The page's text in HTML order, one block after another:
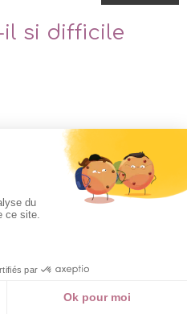
il si difficile
: Vous acceptez
vous conviennent pas
comme «
l’affection des
perception
un avis différent, vous
le vôtre et finissez par
raison.